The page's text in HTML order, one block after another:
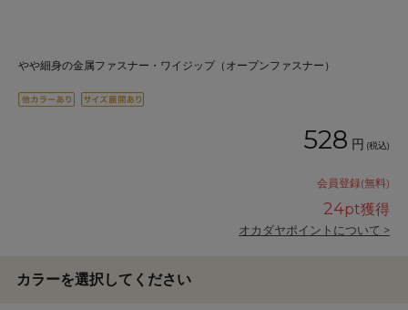
やや細身の金属ファスナー・ワイジップ（オープンファスナー）
528 円 (税込)
会員登録(無料)
24pt獲得
オカダヤポイントについて >
カラーを選択してください